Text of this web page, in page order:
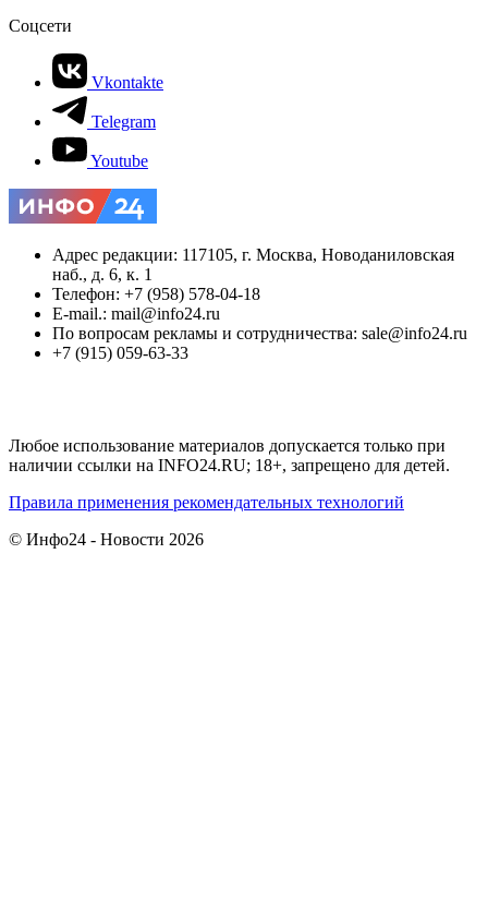
Соцсети
Vkontakte
Telegram
Youtube
Адрес редакции: 117105, г. Москва, Новоданиловская
наб., д. 6, к. 1
Телефон: +7 (958) 578-04-18
E-mail.: mail@info24.ru
По вопросам рекламы и сотрудничества: sale@info24.ru
+7 (915) 059-63-33
Любое использование материалов допускается только при
наличии ссылки на INFO24.RU; 18+, запрещено для детей.
Правила применения рекомендательных технологий
© Инфо24 - Новости 2026